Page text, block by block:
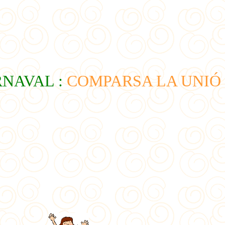
: COMPARSA LA UNIÓ